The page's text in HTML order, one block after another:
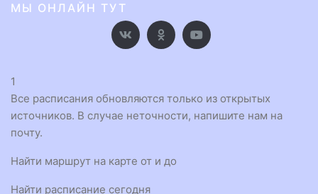
МЫ ОНЛАЙН ТУТ
1
Все расписания обновляются только из открытых
источников. В случае неточности, напишите нам на
почту.
Найти маршрут на карте от и до
Найти расписание сегодня